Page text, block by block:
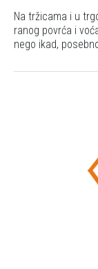
Na tržicama i u
ranog povrća i
nego ikad,